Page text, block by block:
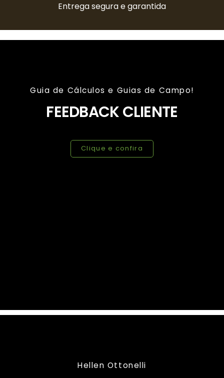
Entrega segura e garantida
Guia de Cálculos e Guias de Campo!
FEEDBACK CLIENTE
Clique e confira
Hellen Ottonelli